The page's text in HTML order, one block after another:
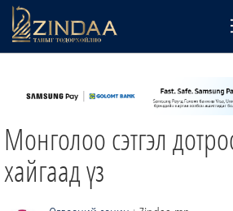
ТВ8
ӨГЛӨӨНИЙ СОНИН
АУДИО ЗОХИОЛ
ЗИНДАА СЭТГҮҮЛ
Монголоо сэтгэл
хайгаад үз